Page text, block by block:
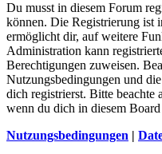
Du musst in diesem Forum
können. Die Registrierung ist
ermöglicht dir, auf weitere
Administration kann
Berechtigungen zuweisen.
Nutzungsbedingungen und
dich registrierst. Bitte beachte
wenn du dich in diesem Board
Nutzungsbedingungen |